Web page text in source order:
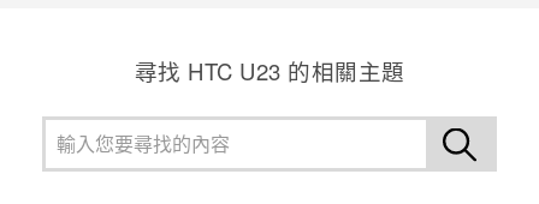
尋找 HTC U23 的相關主題